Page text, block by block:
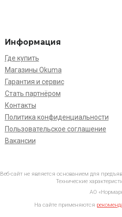
Информация
Где купить
Магазины Okuma
Гарантия и сервис
Стать партнёром
Контакты
Политика конфиденциальности
Пользовательское соглашение
Вакансии
Веб-сайт не является основанием для
Технические
АО
На сайте применяются